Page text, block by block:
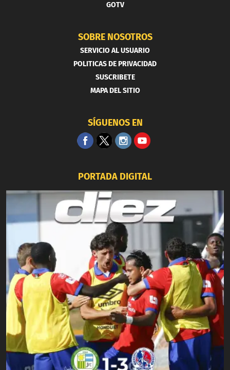
GOTV
SOBRE NOSOTROS
SERVICIO AL USUARIO
POLITICAS DE PRIVACIDAD
SUSCRIBETE
MAPA DEL SITIO
SÍGUENOS EN
PORTADA DIGITAL